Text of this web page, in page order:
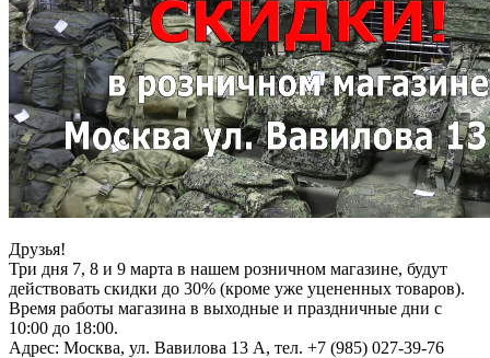
Друзья!
Три дня 7, 8 и 9 марта в нашем розничном магазине, будут
действовать скидки до 30% (кроме уже уцененных товаров).
Время работы магазина в выходные и праздничные дни с
10:00 до 18:00.
Адрес: Москва, ул. Вавилова 13 А, тел. +7 (985) 027-39-76